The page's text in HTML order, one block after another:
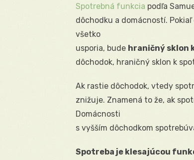
Spotrebná funkcia podľa
dôchodku a domácností.
všetko
usporia, bude hraničný sklon
dôchodok, hraničný sklon k
Ak rastie dôchodok, vtedy
znižuje. Znamená to že, ak
Domácnosti
s vyšším dôchodkom
Spotreba je klesajúcou